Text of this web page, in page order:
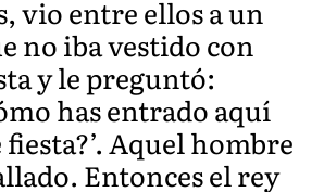
vio entre ellos a un
no iba vestido con
y le preguntó:
has entrado aquí
Aquel hombre
Entonces el rey